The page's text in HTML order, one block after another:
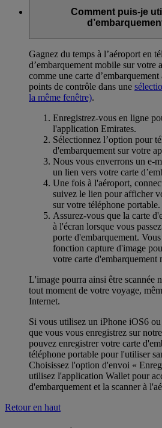
Comment puis-je
Gagnez du temps à l’aéroport en
d’embarquement mobile sur votre
comme une carte
points de contrôle dans une
la même fenêtre).
Enregistrez-vous en ligne
l'application Emirates.
Sélectionnez l’option pour
d'embarquement sur votre
Nous vous enverrons un e-
un lien vers votre carte
Une fois à l'aéroport,
suivez le lien pour afficher
sur votre téléphone portable.
Assurez-vous que la carte
à l'écran lorsque vous
porte d'embarquement.
fonction capture d'image
votre carte d'embarquement
L'image pourra ainsi être scannée
tout moment de votre voyage,
Internet.
Si vous utilisez un iPhone iOS6
que vous vous enregistrez sur
pouvez enregistrer votre carte
téléphone portable pour l'utiliser
Choisissez l'option d'envoi «
utilisez l'application Wallet pour
d'embarquement et la scanner à
Retour en haut